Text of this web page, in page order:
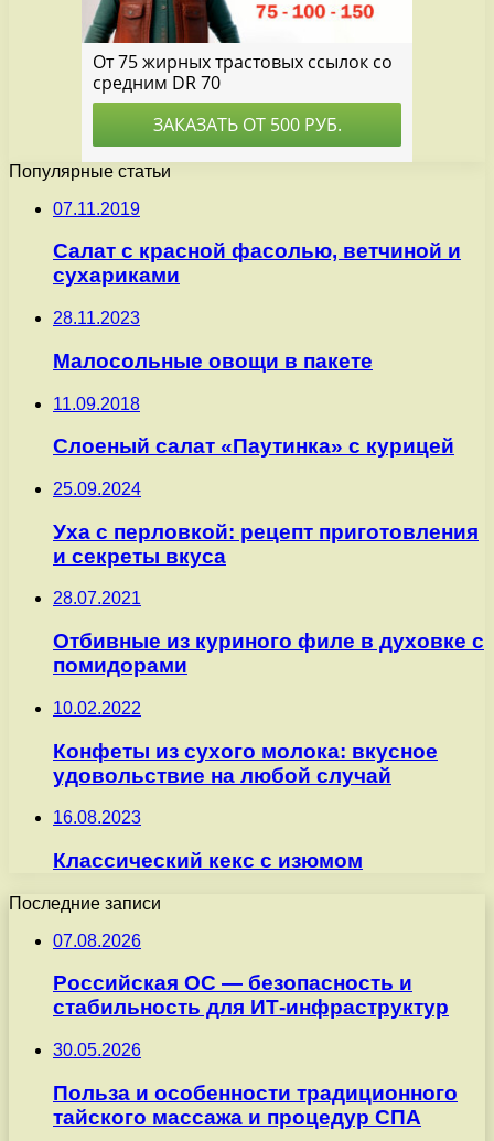
Популярные статьи
07.11.2019
Салат с красной фасолью, ветчиной и
сухариками
28.11.2023
Малосольные овощи в пакете
11.09.2018
Слоеный салат «Паутинка» с курицей
25.09.2024
Уха с перловкой: рецепт приготовления
и секреты вкуса
28.07.2021
Отбивные из куриного филе в духовке с
помидорами
10.02.2022
Конфеты из сухого молока: вкусное
удовольствие на любой случай
16.08.2023
Классический кекс с изюмом
Последние записи
07.08.2026
Российская ОС — безопасность и
стабильность для ИТ-инфраструктур
30.05.2026
Польза и особенности традиционного
тайского массажа и процедур СПА